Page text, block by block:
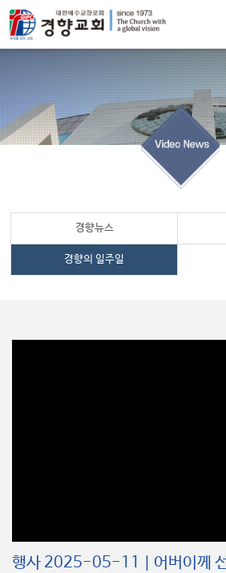
경향뉴스
경향의 일주일
행사 2025-05-11 | 어버이께